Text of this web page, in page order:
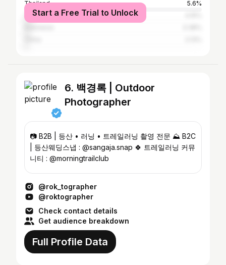
Thailand
5.6%
Taiwan
Start a Free Trial to Unlock
6. 백경록 | Outdoor
Photographer
📷 B2B | 등산 • 러닝 • 트레일러닝 촬영 전문 ⛰ B2C
| 등산웨딩스냅 : @sangaja.snap 🍀 트레일러닝 커뮤
니티 : @morningtrailclub
@rok_tographer
@roktographer
Check contact details
Get audience breakdown
Full Profile Data